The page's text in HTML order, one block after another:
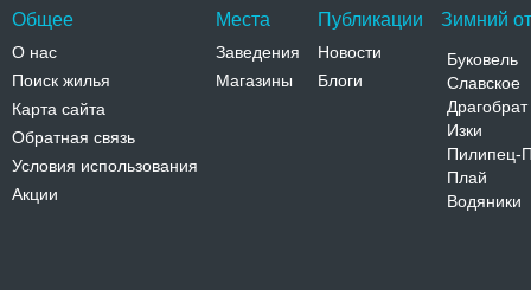
Общее
О нас
Поиск жилья
Карта сайта
Обратная связь
Условия использования
Акции
Места
Заведения
Магазины
Публикации
Новости
Блоги
Зимний
Буковель
Славское
Драгобрат
Изки
Пилипец-
Плай
Водяники